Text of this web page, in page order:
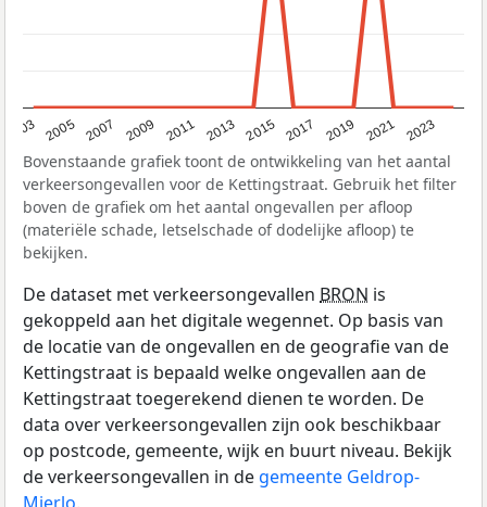
2003 2005 2007 2009 2011 2013 2015 2017 2019 2021 2023
Bovenstaande grafiek toont de ontwikkeling van het aantal
verkeersongevallen voor de Kettingstraat. Gebruik het filter
boven de grafiek om het aantal ongevallen per afloop
(materiële schade, letselschade of dodelijke afloop) te
bekijken.
De dataset met verkeersongevallen BRON is
gekoppeld aan het digitale wegennet. Op basis van
de locatie van de ongevallen en de geografie van de
Kettingstraat is bepaald welke ongevallen aan de
Kettingstraat toegerekend dienen te worden. De
data over verkeersongevallen zijn ook beschikbaar
op postcode, gemeente, wijk en buurt niveau. Bekijk
de verkeersongevallen in de gemeente Geldrop-